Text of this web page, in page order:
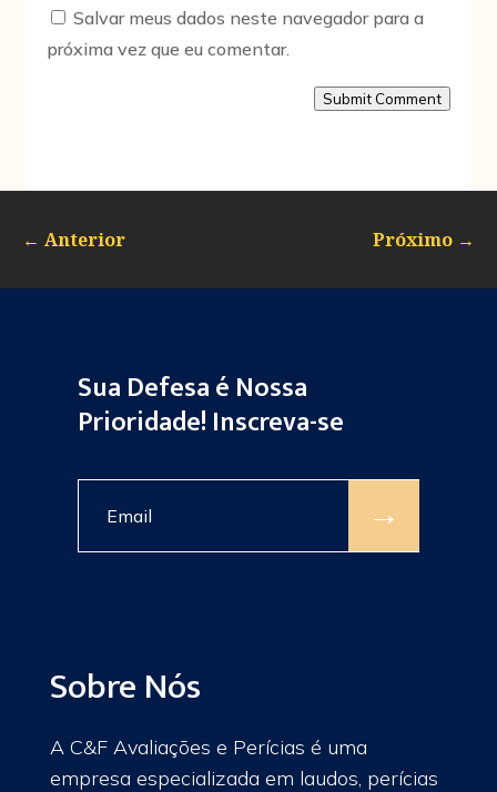
Salvar meus dados neste navegador para a
próxima vez que eu comentar.
Submit Comment
← Anterior Próximo →
Sua Defesa é Nossa
Prioridade! Inscreva-se
→
Sobre Nós
A C&F Avaliações e Perícias é uma
empresa especializada em laudos, perícias